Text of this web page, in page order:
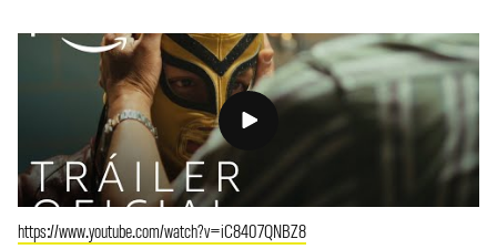
https://www.youtube.com/watch?v=iC8407QNBZ8